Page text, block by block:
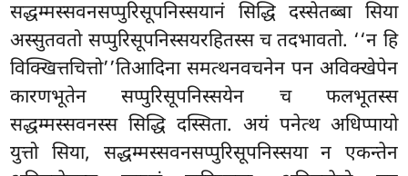
सद्धम्मस्सवनसप्पुरिसूपनिस्सयानं सिद्धि दस्सेतब्बा सिया
अस्सुतवतो सप्पुरिसूपनिस्सयरहितस्स च तदभावतो. ‘‘न हि
विक्खित्तचित्तो’’तिआदिना समत्थनवचनेन पन अविक्खेपेन
कारणभूतेन सप्पुरिसूपनिस्सयेन च फलभूतस्स
सद्धम्मस्सवनस्स सिद्धि दस्सिता. अयं पनेत्थ अधिप्पायो
युत्तो सिया, सद्धम्मस्सवनसप्पुरिसूपनिस्सया न एकन्तेन